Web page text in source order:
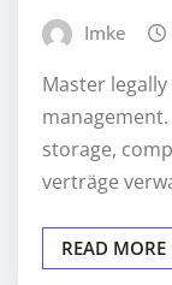
Imke
Master
storage,
verträge
READ MORE